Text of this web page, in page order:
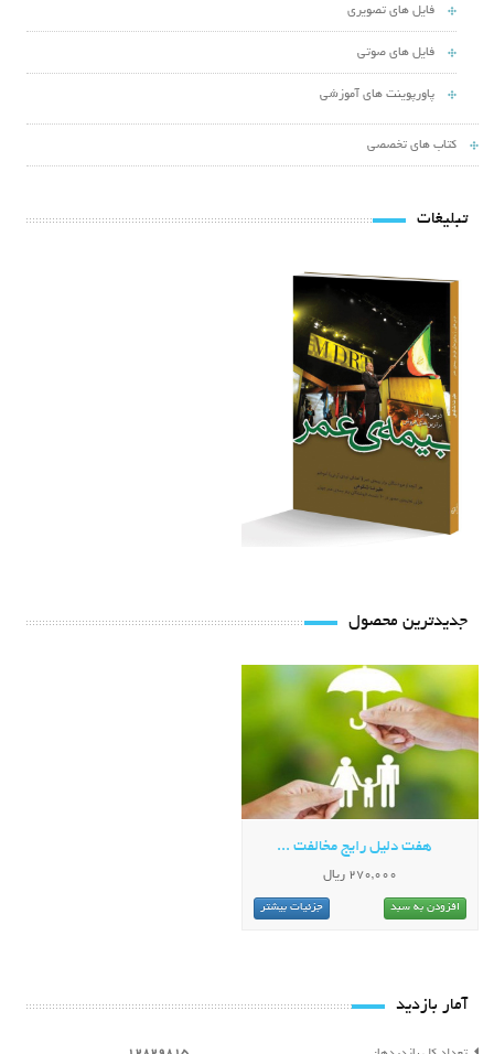
فایل های تصویری
فایل های صوتی
پاورپوینت های آموزشی
کتاب های تخصصی
تبلیغات
جدیدترین محصول
هفت دلیل رایج مخالفت ...
270,000 ریال
افزودن به سبد جزئیات بیشتر
آمار بازدید